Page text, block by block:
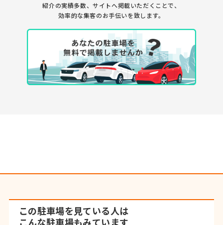
紹介の実績多数、サイトへ掲載いただくことで、
効率的な集客のお手伝いを致します。
この駐車場を見ている人は
こんな駐車場もみています